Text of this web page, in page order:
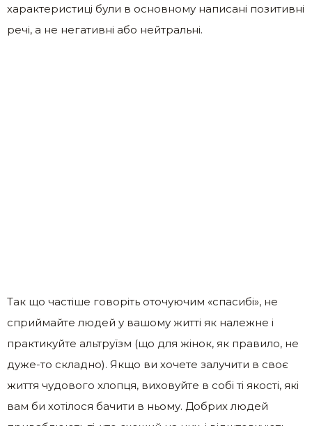
характеристиці були в основному написані позитивні
речі, а не негативні або нейтральні.
Так що частіше говоріть оточуючим «спасибі», не
сприймайте людей у ​​вашому житті як належне і
практикуйте альтруїзм (що для жінок, як правило, не
дуже-то складно). Якщо ви хочете залучити в своє
життя чудового хлопця, виховуйте в собі ті якості, які
вам би хотілося бачити в ньому. Добрих людей